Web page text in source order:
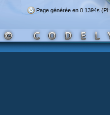
Page générée en 0.1394s